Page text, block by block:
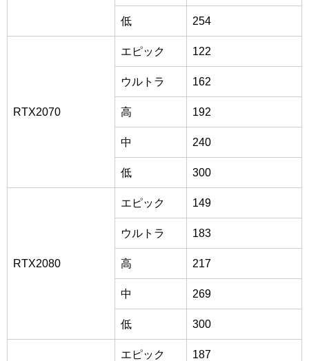
低 254
RTX2070
エピック 122
ウルトラ 162
高 192
中 240
低 300
RTX2080
エピック 149
ウルトラ 183
高 217
中 269
低 300
エピック 187